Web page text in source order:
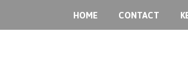
HOME CONTACT